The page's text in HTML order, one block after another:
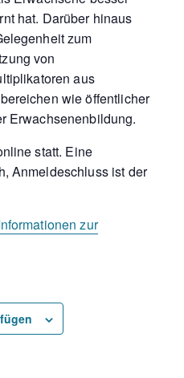
hat. Darüber hinaus
zum
von
aus
wie öffentlicher
Erwachsenenbildung.
statt. Eine
Anmeldeschluss ist der
zur